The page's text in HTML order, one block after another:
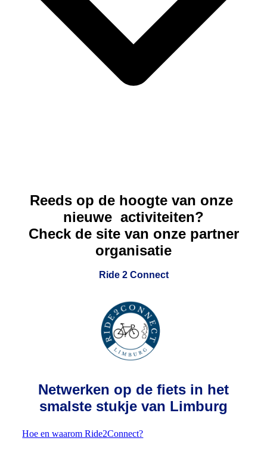
Reeds op de hoogte van onze
nieuwe activiteiten?
Check de site van onze partner
organisatie
Ride 2 Connect
Netwerken op de fiets in het
smalste stukje van Limburg
Hoe en waarom Ride2Connect?